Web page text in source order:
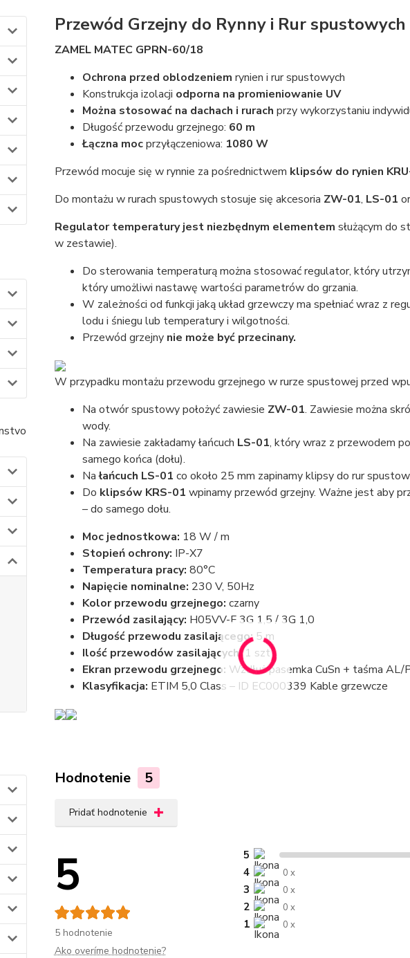
Przewód Grzejny do Rynny i Rur
ZAMEL MATEC GPRN-60/18
Ochrona przed oblodzeniem rynien i rur spustowych
Konstrukcja izolacji odporna na promieniowanie UV
Można stosować na dachach i rurach przy wykorzystaniu
Długość przewodu grzejnego: 60 m
Łączna mocprzyłączeniowa: 1080 W
Przewód mocuje się w rynnie za pośrednictwem klipsów do rynien
Do montażu w rurach spustowych stosuje się akcesoria ZW-01, LS-01
Regulator temperatury jest niezbędnym elementem służącym do
w zestawie).
Do sterowania temperaturą można stosować regulator, który
który umożliwi nastawę wartości parametrów do grzania.
W zależności od funkcji jaką układ grzewczy ma spełniać wraz z
lodu i śniegu lub temperatury i wilgotności.
Przewód grzejny nie może być przecinany.
W przypadku montażu przewodu grzejnego w rurze spustowej przed
Na otwór spustowy położyć zawiesie ZW-01. Zawiesie można
wody.
Na zawiesie zakładamy łańcuch LS-01, który wraz z przewodem
samego końca (dołu).
Nałańcuch LS-01 co około 25 mm zapinamy klipsy do rur
Do klipsów KRS-01 wpinamy przewód grzejny. Ważne jest aby
– do samego dołu.
Moc jednostkowa: 18 W / m
Stopień ochrony: IP-X7
Temperatura pracy: 80°C
Napięcie nominalne: 230 V, 50Hz
Kolor przewodu grzejnego: czarny
Przewód zasilający: H05VV-F 3G 1,5 / 3G 1,0
Długość przewodu zasilającego: 5 m
Ilość przewodów zasilających:1 szt
Ekran przewodu grzejnego: Wzdłuż pasemka CuSn + taśma AL/
Klasyfikacja: ETIM 5,0 Class – ID EC000339 Kable grzewcze
Hodnotenie 5
Pridať hodnotenie
5
5 hodnotenie
5
4 0 x
3 0 x
2 0 x
1 0 x
Ako overíme hodnotenie?